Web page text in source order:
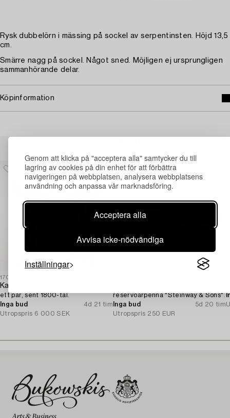
Genom att klicka på "acceptera alla" samtycker du till
lagring av cookies på din enhet för att förbättra
navigeringen på webbplatsen, analysera webbplatsens
användning och anpassa vår marknadsföring.
Acceptera alla
Avvisa icke-nödvändiga
Inställningar
Rysk dubbelörn i mässing på sockel av serpentinsten. Höjd 13,5
cm.
Smärre nagg på sockel. Något sned. Möjligen ej ursprungligen
sammanhörande delar.
Köpinformation
1706420
Kandelabrar,
ett par, sent 1800-tal.
Inga bud
4d 21 tim
Utropspris 6 000 SEK
reservoarpenna "Steinway & Sons".
Inga bud
5d 20 tim
Utropspris 250 EUR